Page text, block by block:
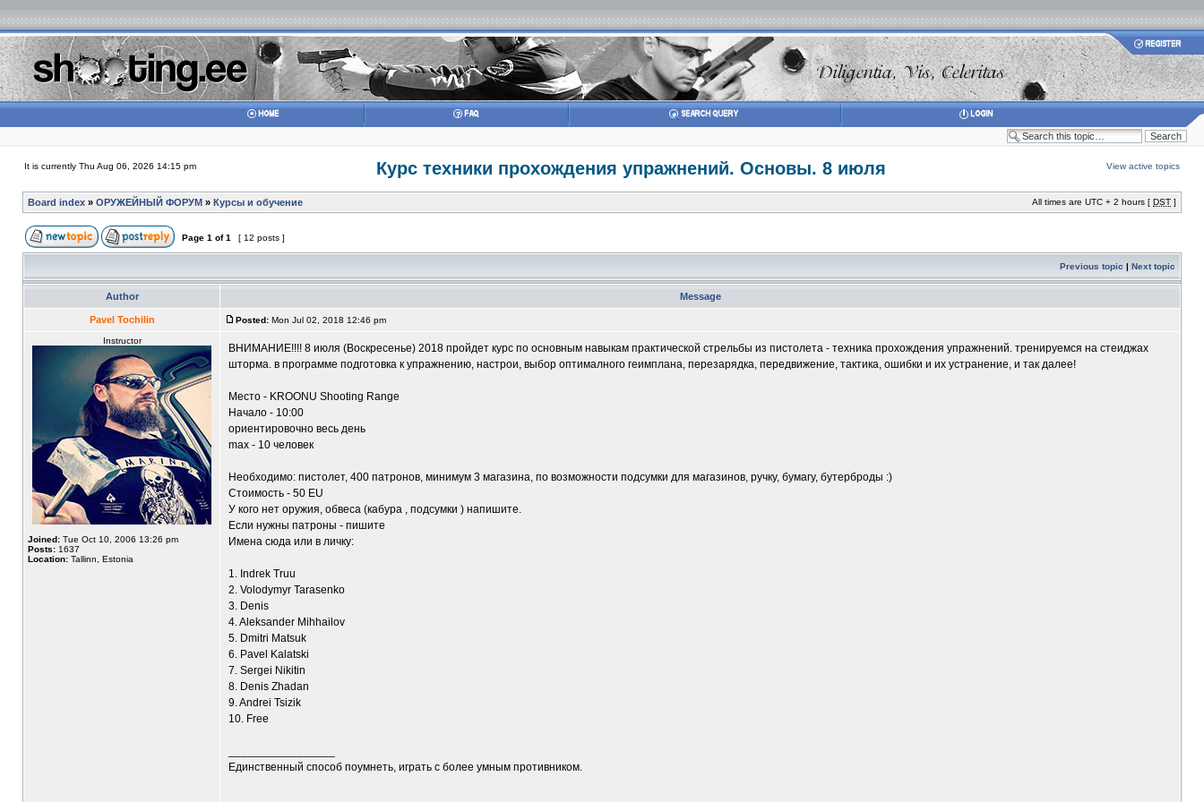
It is currently Thu Aug 06, 2026 14:15 pm Курс техники прохождения упражнений. Основы. 8 июля View active topics
Board index » ОРУЖЕЙНЫЙ ФОРУМ » Курсы и обучение All times are UTC + 2 hours [ DST ]
Page 1 of1 [ 12 posts ]
Previous topic | Next topic
Author Message
Pavel Tochilin Posted: Mon Jul 02, 2018 12:46 pm
Instructor
Joined: Tue Oct 10, 2006 13:26 pm
Posts: 1637
Location: Tallinn, Estonia
ВНИМАНИЕ!!!! 8 июля (Воскресенье) 2018 пройдет курс по основным навыкам практической стрельбы из пистолета - техника прохождения упражнений. тренируемся на стеиджах
шторма. в программе подготовка к упражнению, настрои, выбор оптималного геимплана, перезарядка, передвижение, тактика, ошибки и их устранение, и так далее!
Место - KROONU Shooting Range
Начало - 10:00
ориентировочно весь день
max - 10 человек
Необходимо: пистолет, 400 патронов, минимум 3 магазина, по возможности подсумки для магазинов, ручку, бумагу, бутерброды :)
Стоимость - 50 EU
У кого нет оружия, обвеса (кабура , подсумки ) напишите.
Если нужны патроны - пишите
Имена сюда или в личку:
1. Indrek Truu
2. Volodymyr Tarasenko
3. Denis
4. Aleksander Mihhailov
5. Dmitri Matsuk
6. Pavel Kalatski
7. Sergei Nikitin
8. Denis Zhadan
9. Andrei Tsizik
10. Free
Единственный способ поумнеть, играть с более умным противником.